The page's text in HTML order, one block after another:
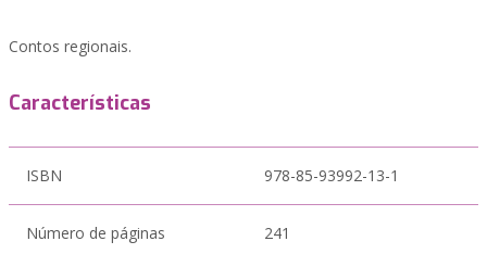
Contos regionais.
Características
ISBN 978-85-93992-13-1
Número de páginas 241